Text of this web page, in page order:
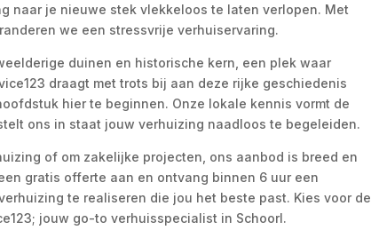
naar je nieuwe stek vlekkeloos te laten verlopen. Met
we een stressvrije verhuiservaring.
duinen en historische kern, een plek waar
draagt met trots bij aan deze rijke geschiedenis
hier te beginnen. Onze lokale kennis vormt de
ons in staat jouw verhuizing naadloos te begeleiden.
of om zakelijke projecten, ons aanbod is breed en
gratis offerte aan en ontvang binnen 6 uur een
te realiseren die jou het beste past. Kies voor de
jouw go-to verhuisspecialist in Schoorl.